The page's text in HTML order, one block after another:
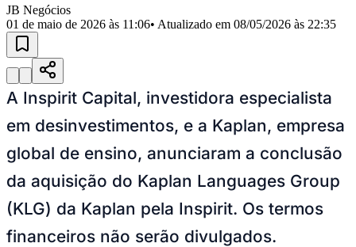
JubranBelval
VistaCalifórniaCarapicuíbaCentroChácaras MarcoCidades da
Região
Militar
Califórnia Jardim dos Altos
Esperança Jardim Graziela
JulioJardim LíbanoJardim Maria CristinaJardim Maria HelenaJardim
MutingaJardim ParaísoJardim PaulistaJardim ReginaliceJardim São
LuísJardim São PedroJardim São SilvestreJardim SilveiraJardim
Tupã Jardim TupanciMutinga Nova AldeinhaOsascoParque dos
Camargos Parque Imperial Parque Santa LuziaParque VianaPirapora
do Bom Jesus Recanto Phrynéa
Santana de
ParnaíbaSilveiraTamboré Vale do Sol Vila BarrosVila Boa VistaVila
do Conde
Vila Engenho Novo Vila Márcia
Vila Nossa Sra. da
EscadaVila PortoVotupoca
Para Sua Empresa
JB Negócios
01 de maio de 2026 às 11:06• Atualizado em 08/05/2026 às 22:35
A Inspirit Capital, investidora especialista
em desinvestimentos, e a Kaplan, empresa
global de ensino, anunciaram a conclusão
da aquisição do Kaplan Languages Group
(KLG) da Kaplan pela Inspirit. Os termos
financeiros não serão divulgados.